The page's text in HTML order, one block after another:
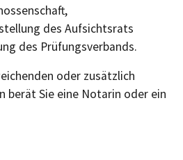
des Aufsichtsrats
des Prüfungsverbands.
oder zusätzlich
berät Sie eine Notarin oder ein